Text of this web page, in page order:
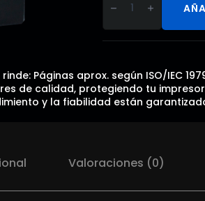
Cartucho
rebuilt
Páginas aprox. según ISO/IEC
de calidad, protegiendo tu
y la fiabilidad están
Valoraciones (0)